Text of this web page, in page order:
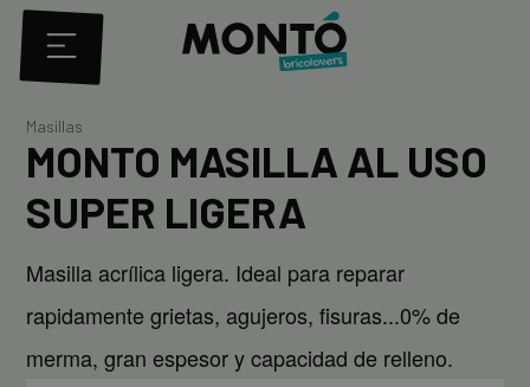
Masillas
MONTO MASILLA AL USO
SUPER LIGERA
Masilla acrílica ligera. Ideal para reparar
rapidamente grietas, agujeros, fisuras...0% de
merma, gran espesor y capacidad de relleno.